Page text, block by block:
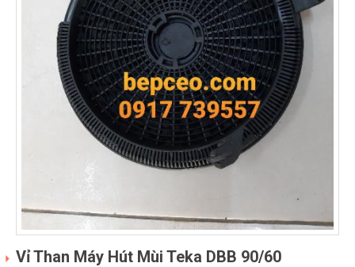
Vỉ Than Máy Hút Mùi Teka DBB 90/60